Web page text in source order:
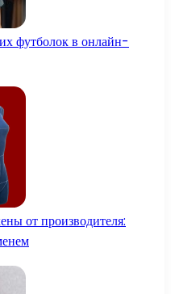
футболок в онлайн-
от производителя: